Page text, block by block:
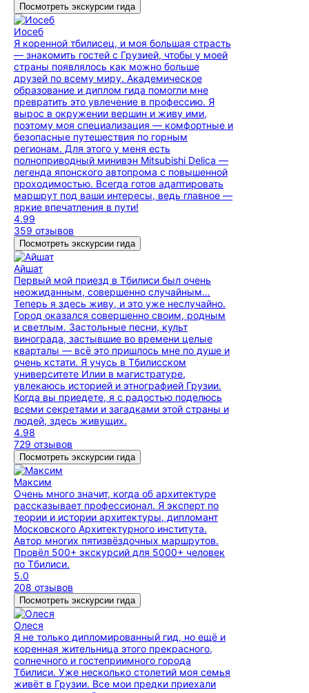
Посмотреть экскурсии гида
Иосеб
Я коренной тбилисец, и моя большая страсть
— знакомить гостей с Грузией, чтобы у моей
страны появлялось как можно больше
друзей по всему миру. Академическое
образование и диплом гида помогли мне
превратить это увлечение в профессию. Я
вырос в окружении вершин и живу ими,
поэтому моя специализация — комфортные и
безопасные путешествия по горным
регионам. Для этого у меня есть
полноприводный минивэн Mitsubishi Delica —
легенда японского автопрома с повышенной
проходимостью. Всегда готов адаптировать
маршрут под ваши интересы, ведь главное —
яркие впечатления в пути!
4.99
359 отзывов
Посмотреть экскурсии гида
Айшат
Первый мой приезд в Тбилиси был очень
неожиданным, совершенно случайным…
Теперь я здесь живу, и это уже неслучайно.
Город оказался совершенно своим, родным
и светлым. Застольные песни, культ
винограда, застывшие во времени целые
кварталы — всё это пришлось мне по душе и
очень кстати. Я учусь в Тбилисском
университете Илии в магистратуре,
увлекаюсь историей и этнографией Грузии.
Когда вы приедете, я с радостью поделюсь
всеми секретами и загадками этой страны и
людей, здесь живущих.
4.98
729 отзывов
Посмотреть экскурсии гида
Максим
Очень много значит, когда об архитектуре
рассказывает профессионал. Я эксперт по
теории и истории архитектуры, дипломант
Московского Архитектурного института.
Автор многих пятизвёздочных маршрутов.
Провёл 500+ экскурсий для 5000+ человек
по Тбилиси.
5.0
208 отзывов
Посмотреть экскурсии гида
Олеся
Я не только дипломированный гид, но ещё и
коренная жительница этого прекрасного,
солнечного и гостеприимного города
Тбилиси. Уже несколько столетий моя семья
живёт в Грузии. Все мои предки приехали